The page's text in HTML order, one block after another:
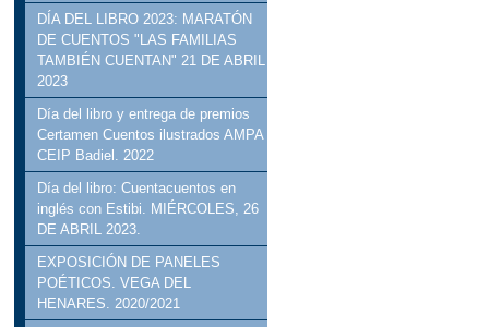
DÍA DEL LIBRO 2023: MARATÓN
DE CUENTOS "LAS FAMILIAS
TAMBIÉN CUENTAN" 21 DE ABRIL
2023
Día del libro y entrega de premios
Certamen Cuentos ilustrados AMPA
CEIP Badiel. 2022
Día del libro: Cuentacuentos en
inglés con Estibi. MIÉRCOLES, 26
DE ABRIL 2023.
EXPOSICIÓN DE PANELES
POÉTICOS. VEGA DEL
HENARES. 2020/2021